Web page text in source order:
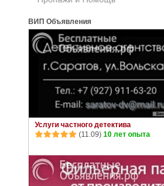
ВИП Объявления
Услуги частного детектива
(11.09) 10 лет опыта